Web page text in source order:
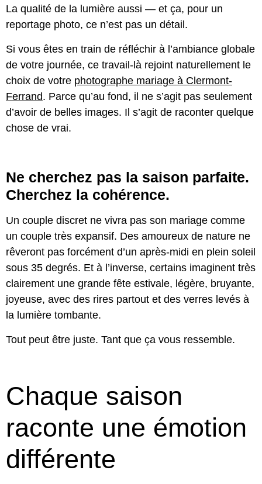
La qualité de la lumière aussi — et ça, pour un
reportage photo, ce n’est pas un détail.
Si vous êtes en train de réfléchir à l’ambiance globale
de votre journée, ce travail-là rejoint naturellement le
choix de votre photographe mariage à Clermont-
Ferrand. Parce qu’au fond, il ne s’agit pas seulement
d’avoir de belles images. Il s’agit de raconter quelque
chose de vrai.
Ne cherchez pas la saison parfaite.
Cherchez la cohérence.
Un couple discret ne vivra pas son mariage comme
un couple très expansif. Des amoureux de nature ne
rêveront pas forcément d’un après-midi en plein soleil
sous 35 degrés. Et à l’inverse, certains imaginent très
clairement une grande fête estivale, légère, bruyante,
joyeuse, avec des rires partout et des verres levés à
la lumière tombante.
Tout peut être juste. Tant que ça vous ressemble.
Chaque saison
raconte une émotion
différente